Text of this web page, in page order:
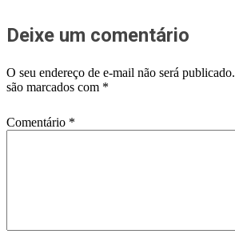
Deixe um comentário
O seu endereço de e-mail não será publicado.
são marcados com *
Comentário *